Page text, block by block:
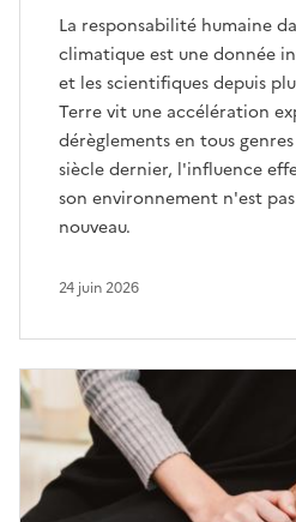
La responsabilité humaine
climatique est une donnée
et les scientifiques depuis
Terre vit une accélération
dérèglements en tous
siècle dernier, l'influence
son environnement n'est
nouveau.
24 juin 2026